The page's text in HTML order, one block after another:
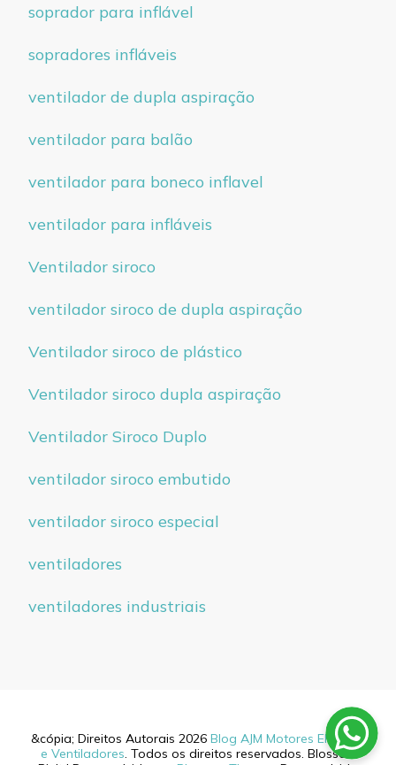
soprador para inflável
sopradores infláveis
ventilador de dupla aspiração
ventilador para balão
ventilador para boneco inflavel
ventilador para infláveis
Ventilador siroco
ventilador siroco de dupla aspiração
Ventilador siroco de plástico
Ventilador siroco dupla aspiração
Ventilador Siroco Duplo
ventilador siroco embutido
ventilador siroco especial
ventiladores
ventiladores industriais
&cópia; Direitos Autorais 2026 Blog AJM Motores Elétricos
e Ventiladores. Todos os direitos reservados. Blossom